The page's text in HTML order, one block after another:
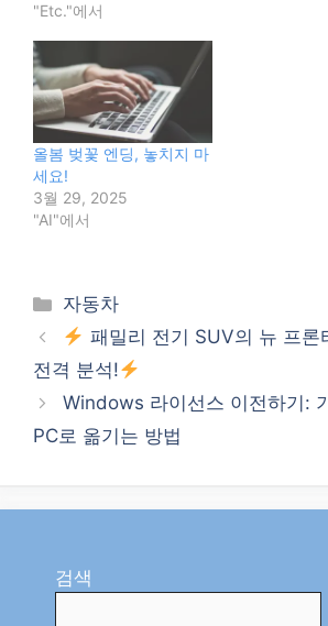
"Etc."에서
올봄 벚꽃 엔딩, 놓치지 마
세요!
3월 29, 2025
"AI"에서
Categories
자동차
패밀리 전기 SUV의 뉴 프론
전격 분석!
Windows 라이선스 이전하기:
PC로 옮기는 방법
검색